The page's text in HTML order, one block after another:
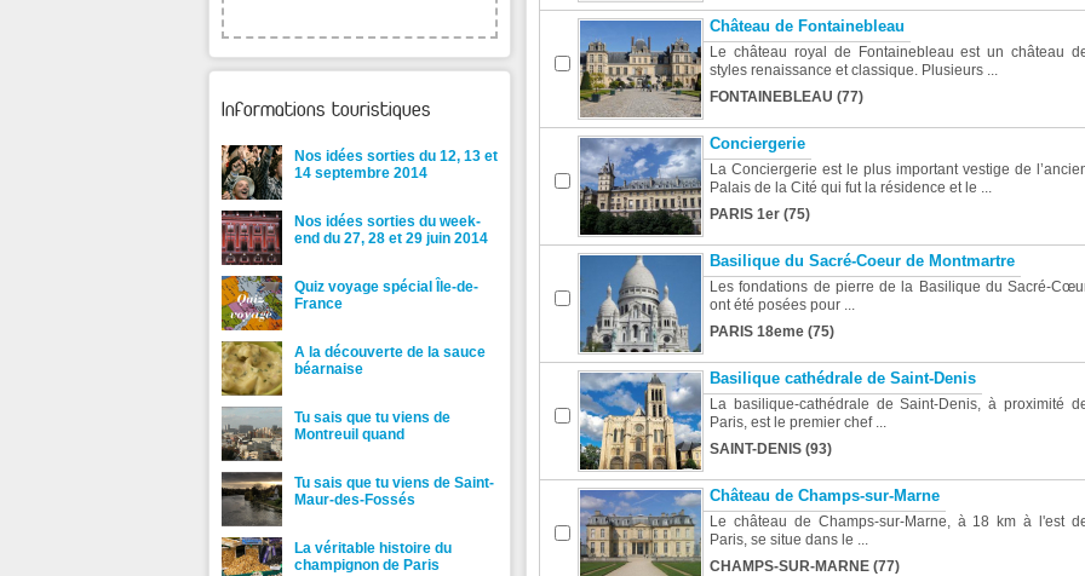
Château de Fontainebleau
Le château royal de Fontainebleau est un château
styles renaissance et classique. Plusieurs ...
FONTAINEBLEAU (77)
Conciergerie
La Conciergerie est le plus important vestige de
Palais de la Cité qui fut la résidence et le ...
PARIS 1er (75)
Basilique du Sacré-Coeur de Montmartre
Les fondations de pierre de la Basilique du Sacré-
ont été posées pour ...
PARIS 18eme (75)
Basilique cathédrale de Saint-Denis
La basilique-cathédrale de Saint-Denis, à proximité
Paris, est le premier chef ...
SAINT-DENIS (93)
Château de Champs-sur-Marne
Le château de Champs-sur-Marne, à 18 km à l'est
Paris, se situe dans le ...
CHAMPS-SUR-MARNE (77)
Informations touristiques
Nos idées sorties du 12, 13 et
14 septembre 2014
Nos idées sorties du week-
end du 27, 28 et 29 juin 2014
Quiz voyage spécial Île-de-
France
A la découverte de la sauce
béarnaise
Tu sais que tu viens de
Montreuil quand
Tu sais que tu viens de Saint-
Maur-des-Fossés
La véritable histoire du
champignon de Paris